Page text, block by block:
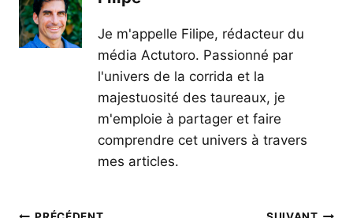
Je m'appelle Filipe, rédacteur du
média Actutoro. Passionné par
l'univers de la corrida et la
majestuosité des taureaux, je
m'emploie à partager et faire
comprendre cet univers à travers
mes articles.